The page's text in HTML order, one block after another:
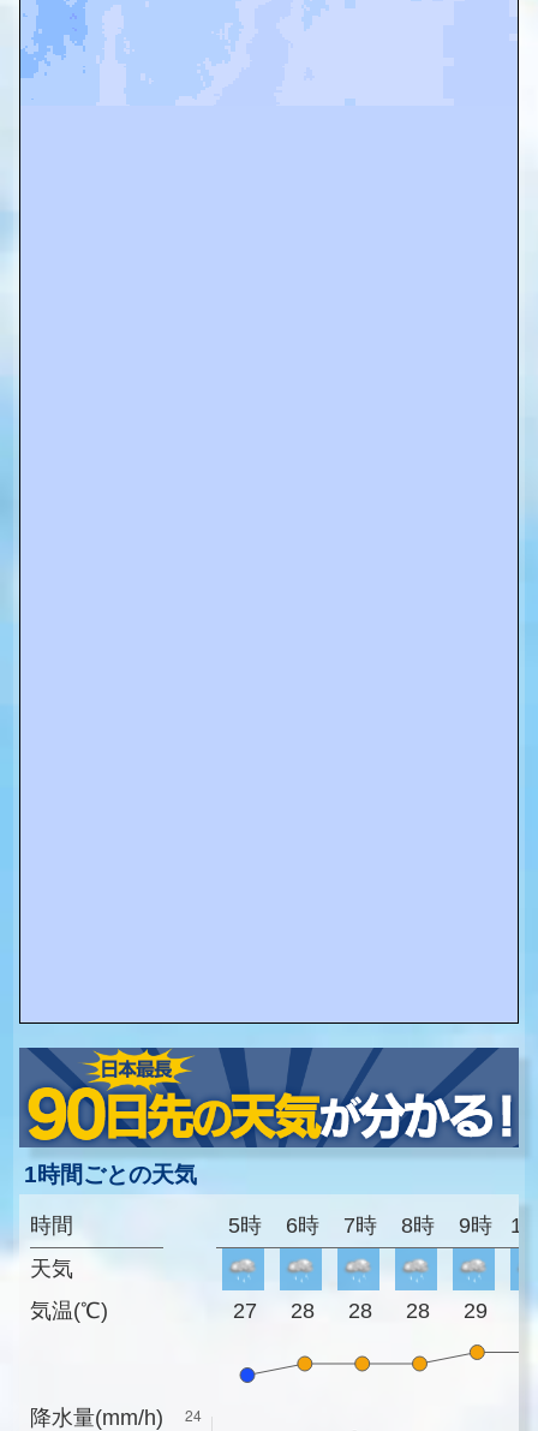
1時間ごとの天気
時間
天気
気温(℃)
降水量(mm/h)
5時 6時 7時 8時 9時
27 28 28 28 29